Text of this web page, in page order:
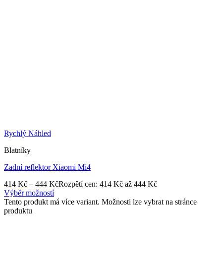
Rychlý Náhled
Blatníky
Zadní reflektor Xiaomi Mi4
414 Kč – 444 KčRozpětí cen: 414 Kč až 444 Kč
Výběr možností
Tento produkt má více variant. Možnosti lze vybrat na stránce
produktu